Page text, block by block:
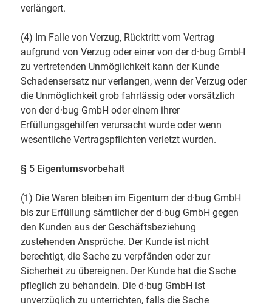
verlängert.
(4) Im Falle von Verzug, Rücktritt vom Vertrag
aufgrund von Verzug oder einer von der d·bug GmbH
zu vertretenden Unmöglichkeit kann der Kunde
Schadensersatz nur verlangen, wenn der Verzug oder
die Unmöglichkeit grob fahrlässig oder vorsätzlich
von der d·bug GmbH oder einem ihrer
Erfüllungsgehilfen verursacht wurde oder wenn
wesentliche Vertragspflichten verletzt wurden.
§ 5 Eigentumsvorbehalt
(1) Die Waren bleiben im Eigentum der d·bug GmbH
bis zur Erfüllung sämtlicher der d·bug GmbH gegen
den Kunden aus der Geschäftsbeziehung
zustehenden Ansprüche. Der Kunde ist nicht
berechtigt, die Sache zu verpfänden oder zur
Sicherheit zu übereignen. Der Kunde hat die Sache
pfleglich zu behandeln. Die d·bug GmbH ist
unverzüglich zu unterrichten, falls die Sache